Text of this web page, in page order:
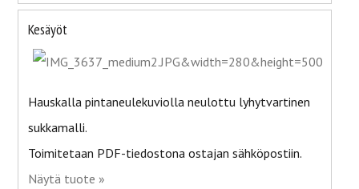
Kesäyöt
Hauskalla pintaneulekuviolla neulottu lyhytvartinen
sukkamalli.
Toimitetaan PDF-tiedostona ostajan sähköpostiin.
Näytä tuote »